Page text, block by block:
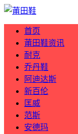
首页
莆田鞋资讯
耐克
乔丹鞋
阿迪达斯
新百伦
匡威
范斯
安德玛